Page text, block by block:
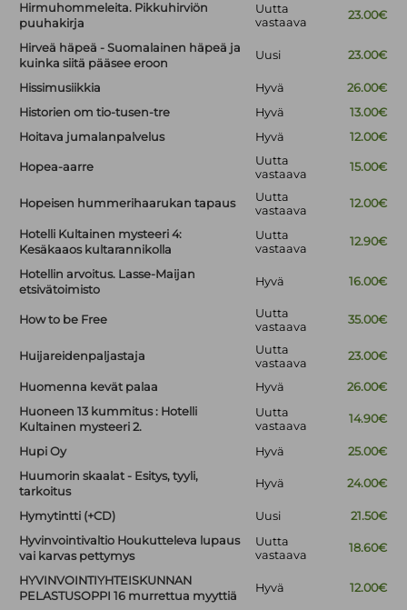
Hirmuhommeleita. Pikkuhirviön
puuhakirja
Uutta
vastaava
23.00€
Hirveä häpeä - Suomalainen häpeä ja
kuinka siitä pääsee eroon
Uusi 23.00€
Hissimusiikkia Hyvä
26.00€
Historien om tio-tusen-tre
Hyvä
13.00€
Hoitava jumalanpalvelus
Hyvä 12.00€
Hopea-aarre
Uutta
vastaava
15.00€
Hopeisen hummerihaarukan tapaus
Uutta
vastaava
12.00€
Hotelli Kultainen mysteeri 4:
Kesäkaaos kultarannikolla
Uutta
vastaava
12.90€
Hotellin arvoitus. Lasse-Maijan
etsivätoimisto
Hyvä 16.00€
How to be Free
Uutta
vastaava
35.00€
Huijareidenpaljastaja
Uutta
vastaava
23.00€
Huomenna kevät palaa Hyvä
26.00€
Huoneen 13 kummitus : Hotelli
Kultainen mysteeri 2.
Uutta
vastaava
14.90€
Hupi Oy Hyvä
25.00€
Huumorin skaalat - Esitys, tyyli,
tarkoitus
Hyvä 24.00€
Hymytintti (+CD) Uusi
21.50€
Hyvinvointivaltio Houkutteleva lupaus
vai karvas pettymys
Uutta
vastaava
18.60€
HYVINVOINTIYHTEISKUNNAN
PELASTUSOPPI 16 murrettua myyttiä
Hyvä 12.00€